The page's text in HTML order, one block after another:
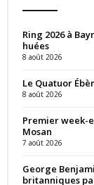
Ring 2026 à
huées
8 août 2026
Le Quatuor
8 août 2026
Premier week-
Mosan
7 août 2026
George
britanniques